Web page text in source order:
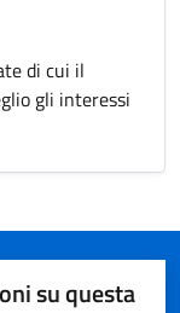
di cui il
gli interessi
su questa